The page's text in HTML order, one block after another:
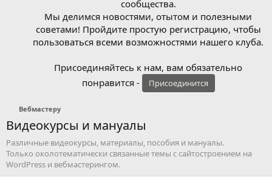
сообщества.
Мы делимся новостями, отытом и полезными
советами! Пройдите простую регистрацию, чтобы
пользоваться всеми возможностями нашего клуба.
Присоединяйтесь к нам, вам обязательно
понравится -
Присоединится
Вебмастеру
Видеокурсы и мануалы
Различные видеокурсы, материалы, пособия и мануалы.
Только околотематически связанные темы с сайтостроением на
WordPress и вебмастерингом.